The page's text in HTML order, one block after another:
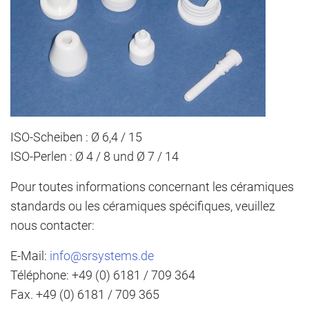
ISO-Scheiben : Ø 6,4 / 15
ISO-Perlen : Ø 4 / 8 und Ø 7 / 14
Pour toutes informations concernant les céramiques
standards ou les céramiques spécifiques, veuillez
nous contacter:
E-Mail: info@srsystems.de
Téléphone: +49 (0) 6181 / 709 364
Fax. +49 (0) 6181 / 709 365